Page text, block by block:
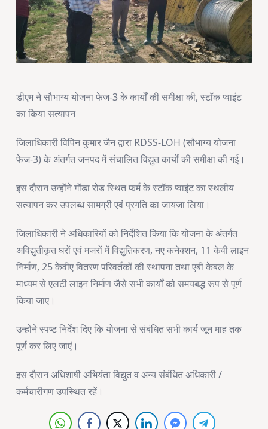
डीएम ने सौभाग्य योजना फेज-3 के कार्यों की समीक्षा की, स्टॉक प्वाइंट
का किया सत्यापन
जिलाधिकारी विपिन कुमार जैन द्वारा RDSS-LOH (सौभाग्य योजना
फेज-3) के अंतर्गत जनपद में संचालित विद्युत कार्यों की समीक्षा की गई।
इस दौरान उन्होंने गोंडा रोड स्थित फर्म के स्टॉक प्वाइंट का स्थलीय
सत्यापन कर उपलब्ध सामग्री एवं प्रगति का जायजा लिया।
जिलाधिकारी ने अधिकारियों को निर्देशित किया कि योजना के अंतर्गत
अविद्युतीकृत घरों एवं मजरों में विद्युतिकरण, नए कनेक्शन, 11 केवी लाइन
निर्माण, 25 केवीए वितरण परिवर्तकों की स्थापना तथा एबी केबल के
माध्यम से एलटी लाइन निर्माण जैसे सभी कार्यों को समयबद्ध रूप से पूर्ण
किया जाए।
उन्होंने स्पष्ट निर्देश दिए कि योजना से संबंधित सभी कार्य जून माह तक
पूर्ण कर लिए जाएं।
इस दौरान अधिशाषी अभियंता विद्युत व अन्य संबंधित अधिकारी /
कर्मचारीगण उपस्थित रहें।